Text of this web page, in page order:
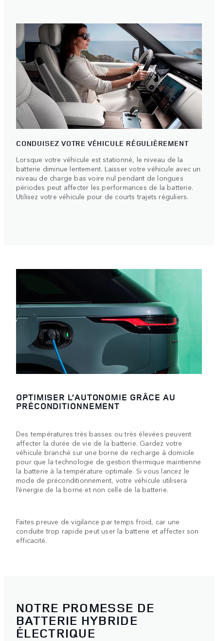
CONDUISEZ VOTRE VÉHICULE RÉGULIÈREMENT
Lorsque votre véhicule est stationné, le niveau de la
batterie diminue lentement. Laisser votre véhicule avec un
niveau de charge bas voire nul pendant de longues
périodes peut affecter les performances de la batterie.
Utilisez votre véhicule pour de courts trajets réguliers.
OPTIMISER L’AUTONOMIE GRÂCE AU
PRÉCONDITIONNEMENT
Des températures très basses ou très élevées peuvent
affecter la durée de vie de la batterie. Gardez votre
véhicule branché sur une borne de recharge à domicile
pour que la technologie de gestion thermique maintienne
la batterie à la température optimale. Si vous lancez le
mode de préconditionnement, votre véhicule utilisera
l’énergie de la borne et non celle de la batterie.
Faites preuve de vigilance par temps froid, car une
conduite trop rapide peut user la batterie et affecter son
efficacité.
NOTRE PROMESSE DE
BATTERIE HYBRIDE
ÉLECTRIQUE